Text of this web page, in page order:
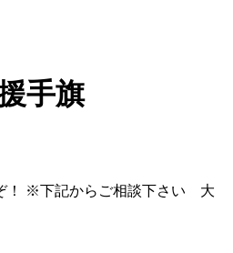
手旗
！ ※下記からご相談下さい 大